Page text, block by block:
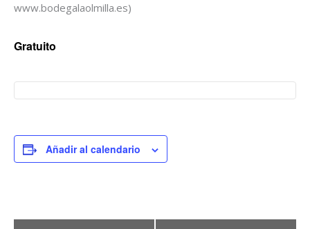
www.bodegalaolmilla.es)
Gratuito
Añadir al calendario